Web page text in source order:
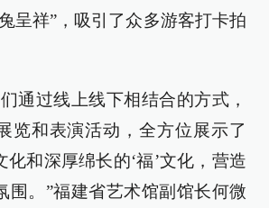
呈祥”，吸引了众多游客打卡拍
通过线上线下相结合的方式，
览和表演活动，全方位展示了
化和深厚绵长的‘福’文化，营造
围。”福建省艺术馆副馆长何微